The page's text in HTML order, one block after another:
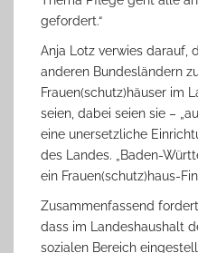
gefordert.“
Anja Lotz verwies darauf,
anderen Bundesländern
Frauen(schutz)häuser im
seien, dabei seien sie –
eine unersetzliche
des Landes. „Baden-
ein Frauen(schutz)haus-
Zusammenfassend
dass im Landeshaushalt
sozialen Bereich